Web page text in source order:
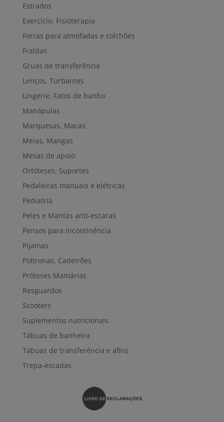
Estrados
Exercício, Fisioterapia
Forras para almofadas e colchões
Fraldas
Gruas de transferência
Lenços, Turbantes
Lingerie, Fatos de banho
Manápulas
Marquesas, Macas
Meias, Mangas
Mesas de apoio
Ortóteses, Suportes
Pedaleiras manuais e elétricas
Pediatria
Peles e Mantas anti-escaras
Pensos para incontinência
Pijamas
Poltronas, Cadeirões
Próteses Mamárias
Resguardos
Scooters
Suplementos nutricionais
Tábuas de banheira
Tábuas de transferência e afins
Trepa-escadas